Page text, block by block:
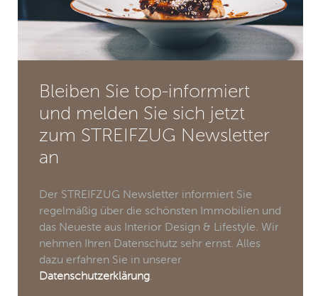
Bleiben Sie top-informiert
und melden Sie sich jetzt
zum STREIFZUG Newsletter
an
Der STREIFZUG Newsletter informiert Sie
regelmäßig über die schönsten Immobilien und
das Neueste aus Interior Design & Lifestyle. Wir
nehmen Ihren Datenschutz sehr ernst. Alles
dazu erfahren Sie in unserer
Datenschutzerklärung.